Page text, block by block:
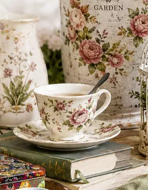
Svietnik, sklenený, vianočný,
azúrovohedý, 20x13 cm
14,46 €
28,92€
-50%